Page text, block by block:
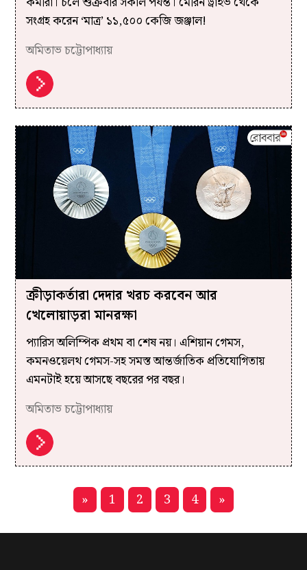
সংগ্রহ করেন ‘মাত্র’ ১১,৫০০ কেজি জঞ্জাল!
অমিতাভ চট্টোপাধ্যায়
ক্রীড়াকর্তারা দেদার খরচ করবেন আর
খেলোয়াড়রা মানরক্ষা
প্যারিস অলিম্পিক প্রথম বা শেষ নয়। এশিয়ান গেমস,
কমনওয়েলথ গেমস-সহ সমস্ত আন্তর্জাতিক প্রতিযোগিতায়
এমনটাই হয়ে আসছে বছরের পর বছর।
অমিতাভ চট্টোপাধ্যায়
» 1 2 3 4 »